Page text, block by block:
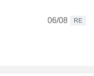
06/08
RE